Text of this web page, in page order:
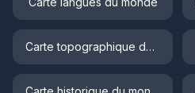
Carte topographique du monde